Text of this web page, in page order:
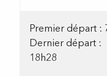
Premier départ :
Dernier départ :
18h28